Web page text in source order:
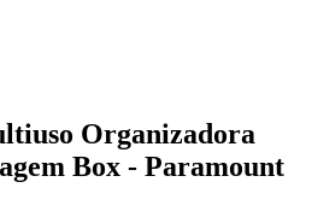
Organizadora
Box - Paramount